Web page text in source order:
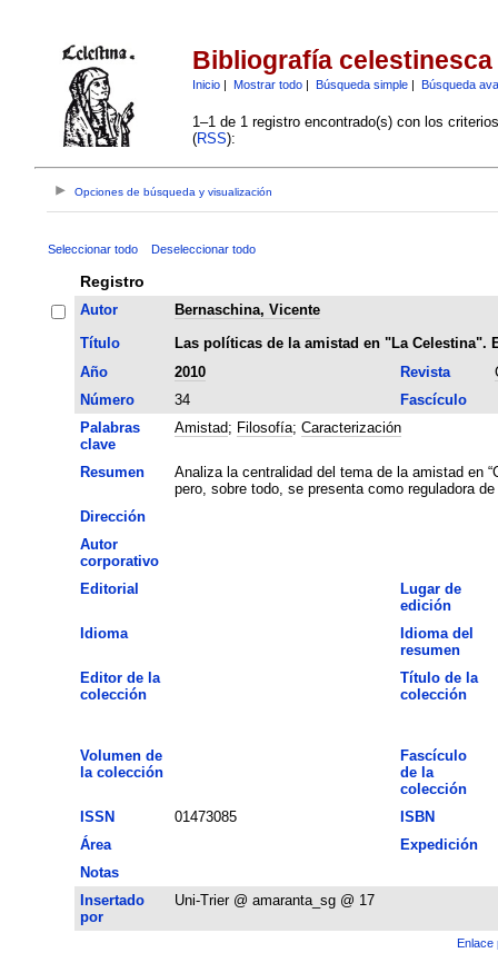
Bibliografía celestinesca
Inicio| Mostrar todo| Búsqueda simple| Búsqueda
1–1 de 1 registro encontrado(s) con los
(RSS):
Opciones de búsqueda y visualización
Seleccionar todo Deseleccionar todo
Registro
Autor
Bernaschina, Vicente
Título
Las políticas de la amistad en "La Celestina".
Año
2010 Revista
Número
34
Fascículo
Palabras
clave
Amistad; Filosofía; Caracterización
Resumen
Analiza la centralidad del tema de la amistad en
pero, sobre todo, se presenta como reguladora
Dirección
Autor
corporativo
Editorial
Lugar de
edición
Idioma
Idioma del
resumen
Editor de la
colección
Título de la
colección
Volumen de
la colección
Fascículo
de la
colección
ISSN
01473085
ISBN
Área
Expedición
Notas
Insertado
por
Uni-Trier @ amaranta_sg @ 17
Enlace